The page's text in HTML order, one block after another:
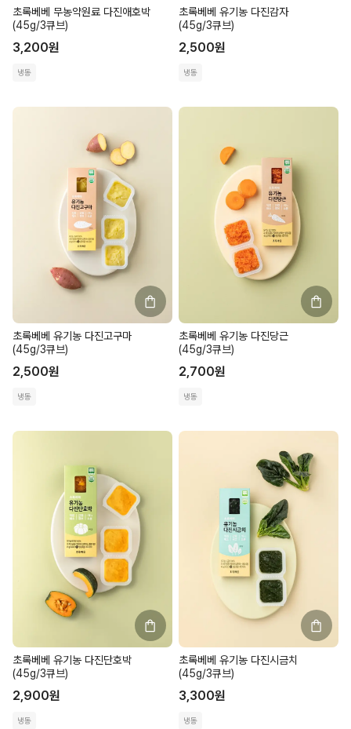
초록베베 무농약원료 다진애호박
(45g/3큐브)
3,200원
냉동
초록베베 유기농 다진감자
(45g/3큐브)
2,500원
냉동
초록베베 유기농 다진고구마
(45g/3큐브)
2,500원
냉동
초록베베 유기농 다진당근
(45g/3큐브)
2,700원
냉동
초록베베 유기농 다진단호박
(45g/3큐브)
2,900원
냉동
초록베베 유기농 다진시금치
(45g/3큐브)
3,300원
냉동